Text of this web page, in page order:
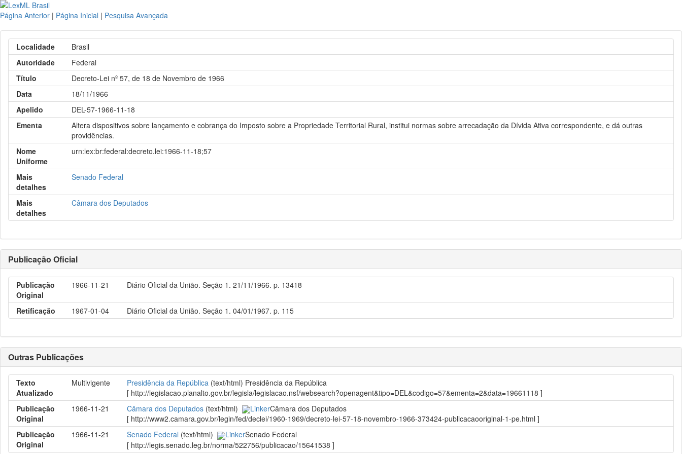
Página Anterior | Página Inicial | Pesquisa Avançada
Localidade
Brasil
Autoridade
Federal
Título
Decreto-Lei nº 57, de 18 de Novembro de 1966
Data
18/11/1966
Apelido
DEL-57-1966-11-18
Ementa
Altera dispositivos sobre lançamento e cobrança do Imposto sobre a Propriedade Territorial Rural, institui normas sobre arrecadação da Dívida Ativa correspondente, e dá outras
providências.
Nome
Uniforme
urn:lex:br:federal:decreto.lei:1966-11-18;57
Mais
detalhes
Senado Federal
Mais
detalhes
Câmara dos Deputados
Publicação Oficial
Publicação
Original
1966-11-21 Diário Oficial da União. Seção 1. 21/11/1966. p. 13418
Retificação 1967-01-04 Diário Oficial da União. Seção 1. 04/01/1967. p. 115
Outras Publicações
Texto
Atualizado
Multivigente Presidência da República (text/html) Presidência da República
[ http://legislacao.planalto.gov.br/legisla/legislacao.nsf/websearch?openagent&tipo=DEL&codigo=57&ementa=2&data=19661118 ]
Publicação
Original
1966-11-21 Câmara dos Deputados (text/html) LinkerCâmara dos Deputados
[ http://www2.camara.gov.br/legin/fed/declei/1960-1969/decreto-lei-57-18-novembro-1966-373424-publicacaooriginal-1-pe.html ]
Publicação
Original
1966-11-21 Senado Federal (text/html) LinkerSenado Federal
[ http://legis.senado.leg.br/norma/522756/publicacao/15641538 ]